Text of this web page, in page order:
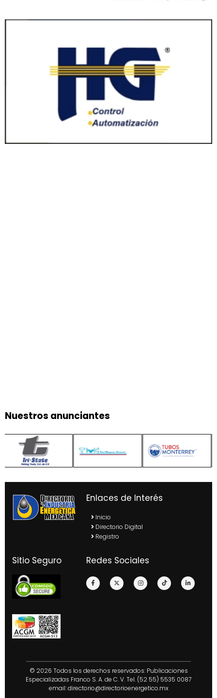
Nuestros anunciantes
Enlaces de Interés
Inicio
Directorio Digital
Registro
Sitio Seguro Redes Sociales
© 2026 Todos los derechos reservados: Publicaciones
Especializadas Franco S. A. de C. V. Tel. (52 55) 5535 0087
email:directorio@directorioenergetico.mx